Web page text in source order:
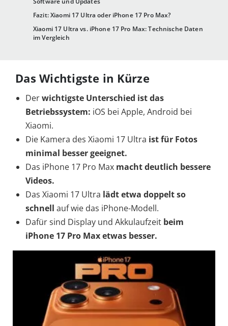
Fazit: Xiaomi 17 Ultra oder iPhone 17 Pro Max?
Xiaomi 17 Ultra vs. iPhone 17 Pro Max: Technische Daten
im Vergleich
Das Wichtigste in Kürze
Derwichtigste Unterschied ist das
Betriebssystem: iOS bei Apple, Android bei
Xiaomi.
Die Kamera des Xiaomi 17 Ultra ist für Fotos
minimal besser geeignet.
Das iPhone 17 Pro Max macht deutlich bessere
Videos.
Das Xiaomi 17 Ultra lädt etwa doppelt so
schnell auf wie das iPhone-Modell.
Dafür sind Display und Akkulaufzeit beim
iPhone 17 Pro Max etwas besser.